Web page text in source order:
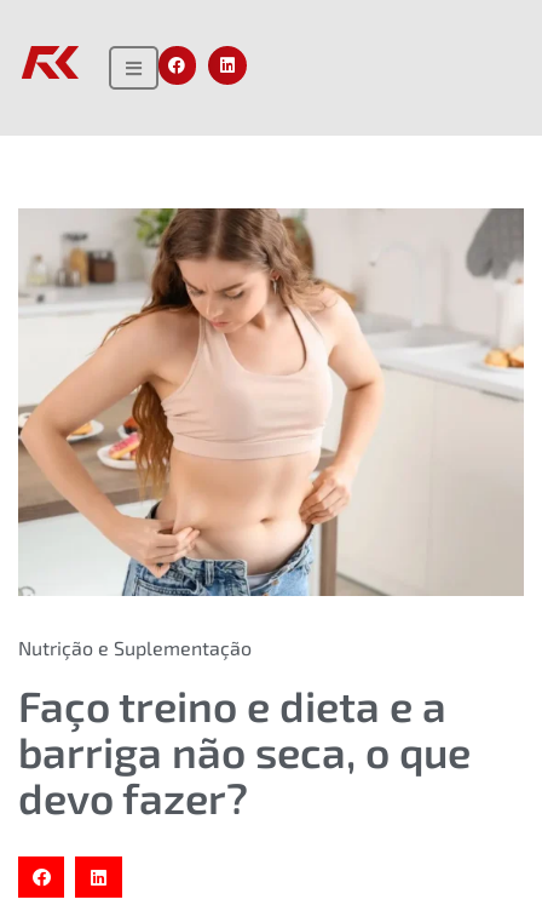
Nutrição e Suplementação
Faço treino e dieta e a
barriga não seca, o que
devo fazer?